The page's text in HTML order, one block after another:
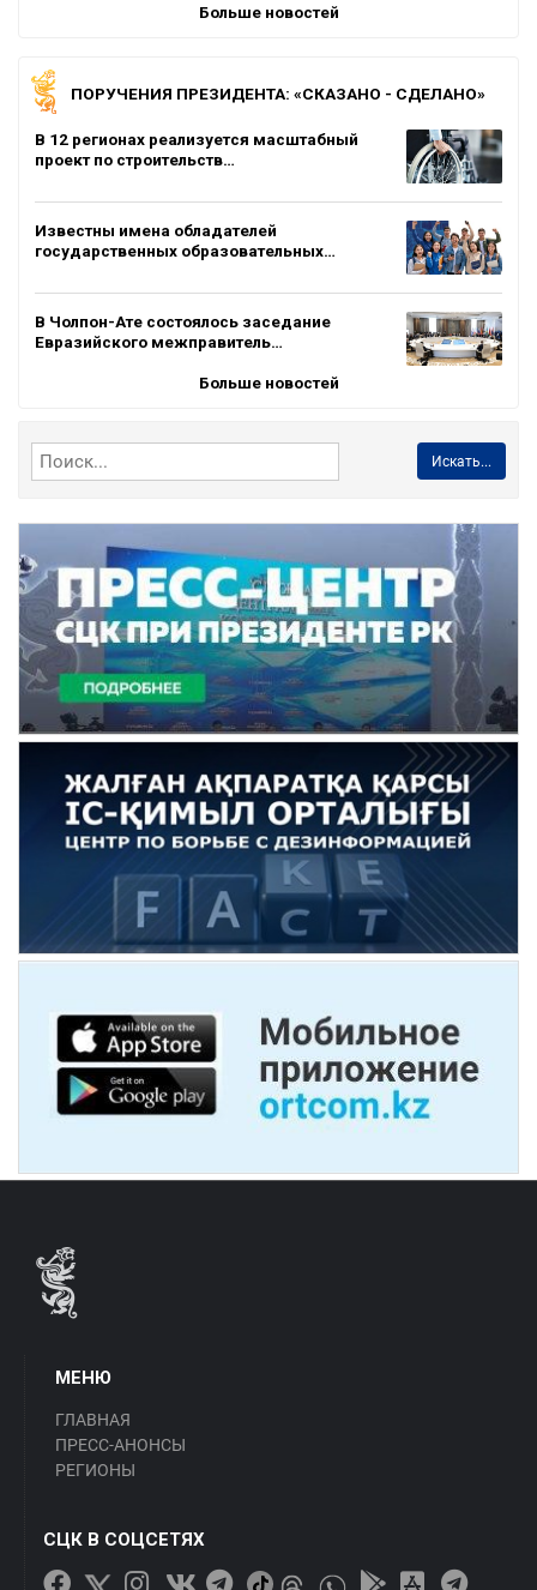
Больше новостей
ПОРУЧЕНИЯ ПРЕЗИДЕНТА: «СКАЗАНО - СДЕЛАНО»
В 12 регионах реализуется масштабный
проект по строительств…
Известны имена обладателей
государственных образовательных…
В Чолпон-Ате состоялось заседание
Евразийского межправитель…
Больше новостей
Искать...
МЕНЮ
ГЛАВНАЯ
ПРЕСС-АНОНСЫ
РЕГИОНЫ
СЦК В СОЦСЕТЯХ